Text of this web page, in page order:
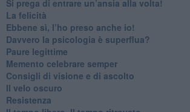
Si prega di entrare un’ansia alla volta!
​La felicità
​Ebbene sì, l’ho preso anche io!
​Davvero la psicologia è superflua?
Paure legittime
​Memento celebrare semper
​Consigli di visione e di ascolto
​Il velo oscuro
Resistenza